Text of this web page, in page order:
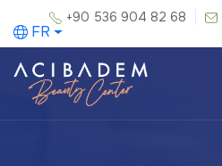
+90 536 904 82 68
FR